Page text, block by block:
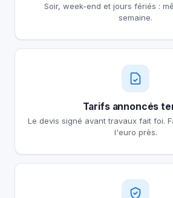
Soir, week-end et jours fériés :
semaine.
Tarifs annoncés
Le devis signé avant travaux fait foi.
l'euro près.